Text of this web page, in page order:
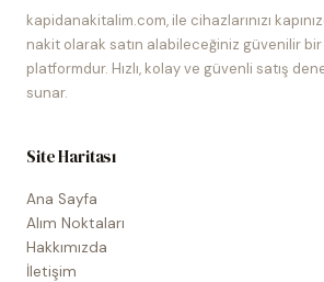
kapidanakitalim.com, ile cihazlarınızı
nakit olarak satın alabileceğiniz güvenilir bir
platformdur. Hızlı, kolay ve güvenli satış
sunar.
Site Haritası
Ana Sayfa
Alım Noktaları
Hakkımızda
İletişim